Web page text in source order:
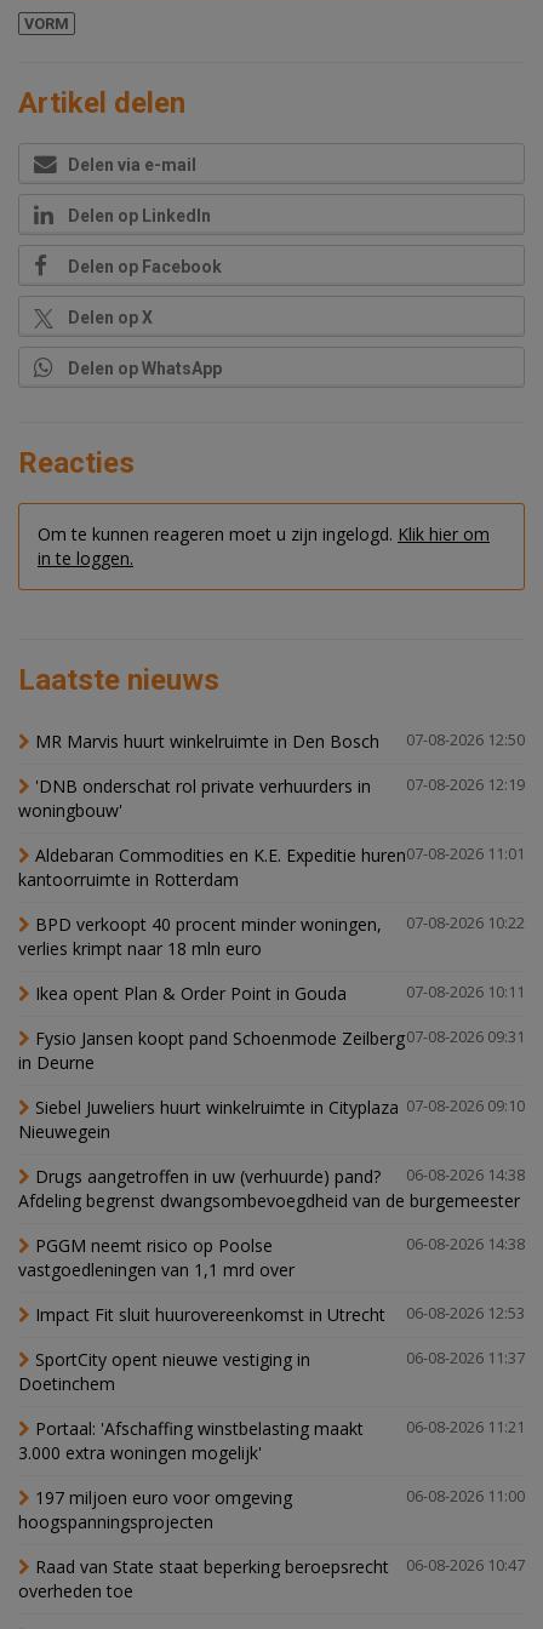
VORM
Artikel delen
Delen via e-mail
Delen op LinkedIn
Delen op Facebook
Delen op X
Delen op WhatsApp
Reacties
Om te kunnen reageren moet u zijn ingelogd. Klik hier om
in te loggen.
Laatste nieuws
07-08-2026 12:50
MR Marvis huurt winkelruimte in Den Bosch
07-08-2026 12:19
'DNB onderschat rol private verhuurders in
woningbouw'
07-08-2026 11:01
Aldebaran Commodities en K.E. Expeditie huren
kantoorruimte in Rotterdam
07-08-2026 10:22
BPD verkoopt 40 procent minder woningen,
verlies krimpt naar 18 mln euro
07-08-2026 10:11
Ikea opent Plan & Order Point in Gouda
07-08-2026 09:31
Fysio Jansen koopt pand Schoenmode Zeilberg
in Deurne
07-08-2026 09:10
Siebel Juweliers huurt winkelruimte in Cityplaza
Nieuwegein
06-08-2026 14:38
Drugs aangetroffen in uw (verhuurde) pand?
Afdeling begrenst dwangsombevoegdheid van de burgemeester
06-08-2026 14:38
PGGM neemt risico op Poolse
vastgoedleningen van 1,1 mrd over
06-08-2026 12:53
Impact Fit sluit huurovereenkomst in Utrecht
06-08-2026 11:37
SportCity opent nieuwe vestiging in
Doetinchem
06-08-2026 11:21
Portaal: 'Afschaffing winstbelasting maakt
3.000 extra woningen mogelijk'
06-08-2026 11:00
197 miljoen euro voor omgeving
hoogspanningsprojecten
06-08-2026 10:47
Raad van State staat beperking beroepsrecht
overheden toe